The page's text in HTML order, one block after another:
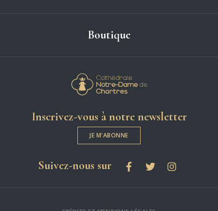
Boutique
Inscrivez-vous à notre newsletter
JE M'ABONNE
Suivez-nous surles réseaux sociaux
FacebookTwitterInstagram